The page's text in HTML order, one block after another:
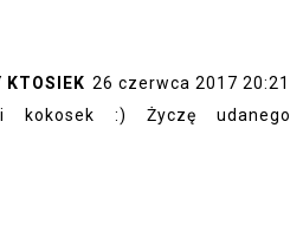
KTOSIEK 26 czerwca 2017 20:21
:) Życzę udanego